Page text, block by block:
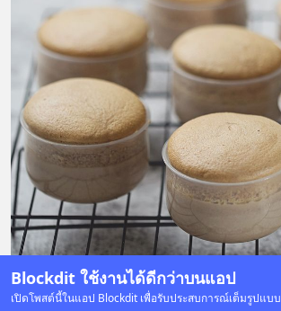
Blockdit ใช้งานได้ดีกว่าบนแอป
เปิดโพสต์นี้ในแอป Blockdit เพื่อรับประสบการณ์เต็มรูปแบบ